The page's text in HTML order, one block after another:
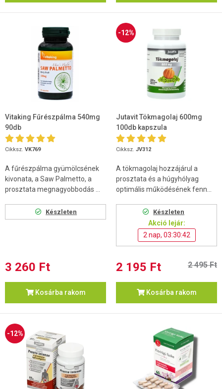
Vitaking Fűrészpálma 540mg
90db
Cikksz. VK769
A fűrészpálma gyümölcsének
kivonata, a Saw Palmetto, a
prosztata megnagyobbodás ...
Készleten
3 260 Ft
Kosárba rakom
-12%
Jutavit Tökmagolaj 600mg
100db kapszula
Cikksz. JV312
A tökmagolaj hozzájárul a
prosztata és a húgyhólyag
optimális működésének fenn...
Készleten
Akció lejár:
2 nap, 03:30:42
2 195 Ft 2 495 Ft
Kosárba rakom
-12%